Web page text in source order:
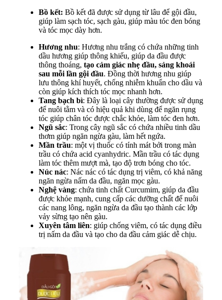
Bồ kết: Bồ kết đã được sử dụng từ lâu để gội đầu,
giúp làm sạch tóc, sạch gàu, giúp màu tóc đen bóng
và tóc mọc dày hơn.
Hương nhu: Hương nhu trắng có chứa những tinh
dầu hương giúp thông khiếu, giúp da đầu được
thông thoáng, tạo cảm giác nhẹ đầu, sảng khoái
sau mỗi lần gội đầu. Đồng thời hương nhu giúp
lưu thông khí huyết, chống nhiễm khuẩn cho dầu và
còn giúp kích thích tóc mọc nhanh hơn.
Tang bạch bì: Đây là loại cây thường được sử dụng
để nuôi tằm và có hiệu quả khi dùng để ngăn rụng
tóc giúp chân tóc được chắc khỏe, làm tóc đen hơn.
Ngũ sắc: Trong cây ngũ sắc có chứa nhiều tinh dầu
thơm giúp ngăn ngừa gàu, làm hết ngứa.
Mần trầu: một vị thuốc có tính mát bởi trong màn
trầu có chứa acid cyanhydric. Mần trầu có tác dụng
làm tóc thêm mượt mà, tạo độ trơn bóng cho tóc.
Núc nác: Nác nác có tác dụng trị viêm, có khả năng
ngăn ngừa nấm da đầu, ngăn mọc gàu.
Nghệ vàng: chứa tinh chất Curcumim, giúp da đầu
được khỏe mạnh, cung cấp các dưỡng chất để nuôi
các nang lông, ngăn ngừa da đầu tạo thành các lớp
vảy sừng tạo nên gàu.
Xuyên tâm liên: giúp chống viêm, có tác dụng điều
trị nấm da đầu và tạo cho da đầu cảm giác dễ chịu.